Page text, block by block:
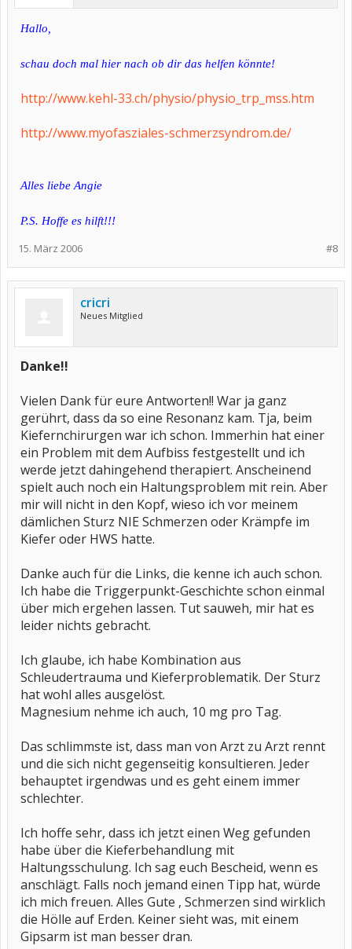
Hallo,
schau doch mal hier nach ob dir das helfen könnte!
http://www.kehl-33.ch/physio/physio_trp_mss.htm
http://www.myofasziales-schmerzsyndrom.de/
Alles liebe Angie
P.S. Hoffe es hilft!!!
#8
15. März 2006
cricri
Neues Mitglied
Danke!!
Vielen Dank für eure Antworten!! War ja ganz
gerührt, dass da so eine Resonanz kam. Tja, beim
Kiefernchirurgen war ich schon. Immerhin hat einer
ein Problem mit dem Aufbiss festgestellt und ich
werde jetzt dahingehend therapiert. Anscheinend
spielt auch noch ein Haltungsproblem mit rein. Aber
mir will nicht in den Kopf, wieso ich vor meinem
dämlichen Sturz NIE Schmerzen oder Krämpfe im
Kiefer oder HWS hatte.
Danke auch für die Links, die kenne ich auch schon.
Ich habe die Triggerpunkt-Geschichte schon einmal
über mich ergehen lassen. Tut sauweh, mir hat es
leider nichts gebracht.
Ich glaube, ich habe Kombination aus
Schleudertrauma und Kieferproblematik. Der Sturz
hat wohl alles ausgelöst.
Magnesium nehme ich auch, 10 mg pro Tag.
Das schlimmste ist, dass man von Arzt zu Arzt rennt
und die sich nicht gegenseitig konsultieren. Jeder
behauptet irgendwas und es geht einem immer
schlechter.
Ich hoffe sehr, dass ich jetzt einen Weg gefunden
habe über die Kieferbehandlung mit
Haltungsschulung. Ich sag euch Bescheid, wenn es
anschlägt. Falls noch jemand einen Tipp hat, würde
ich mich freuen. Alles Gute , Schmerzen sind wirklich
die Hölle auf Erden. Keiner sieht was, mit einem
Gipsarm ist man besser dran.